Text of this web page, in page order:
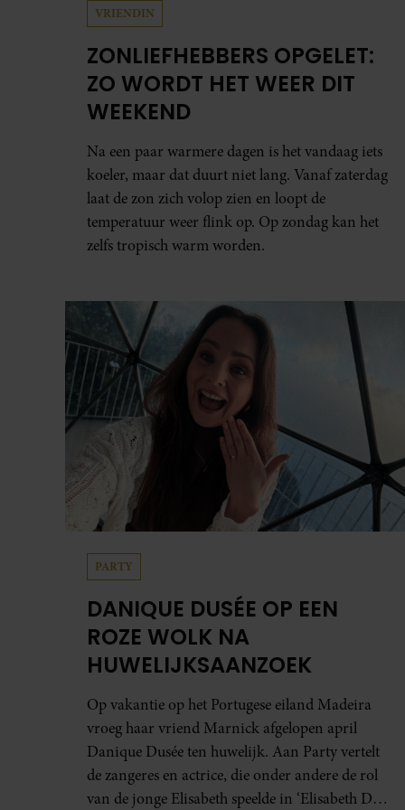
VRIENDIN
ZONLIEFHEBBERS OPGELET:
ZO WORDT HET WEER DIT
WEEKEND
Na een paar warmere dagen is het vandaag iets
koeler, maar dat duurt niet lang. Vanaf zaterdag
laat de zon zich volop zien en loopt de
temperatuur weer flink op. Op zondag kan het
zelfs tropisch warm worden.
PARTY
DANIQUE DUSÉE OP EEN
ROZE WOLK NA
HUWELIJKSAANZOEK
Op vakantie op het Portugese eiland Madeira
vroeg haar vriend Marnick afgelopen april
Danique Dusée ten huwelijk. Aan Party vertelt
de zangeres en actrice, die onder andere de rol
van de jonge Elisabeth speelde in ‘Elisabeth De